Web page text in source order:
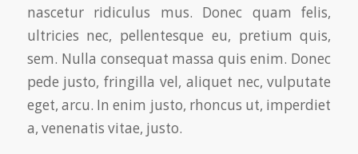
nascetur ridiculus mus. Donec quam felis,
ultricies nec, pellentesque eu, pretium quis,
sem. Nulla consequat massa quis enim. Donec
pede justo, fringilla vel, aliquet nec, vulputate
eget, arcu. In enim justo, rhoncus ut, imperdiet
a, venenatis vitae, justo.